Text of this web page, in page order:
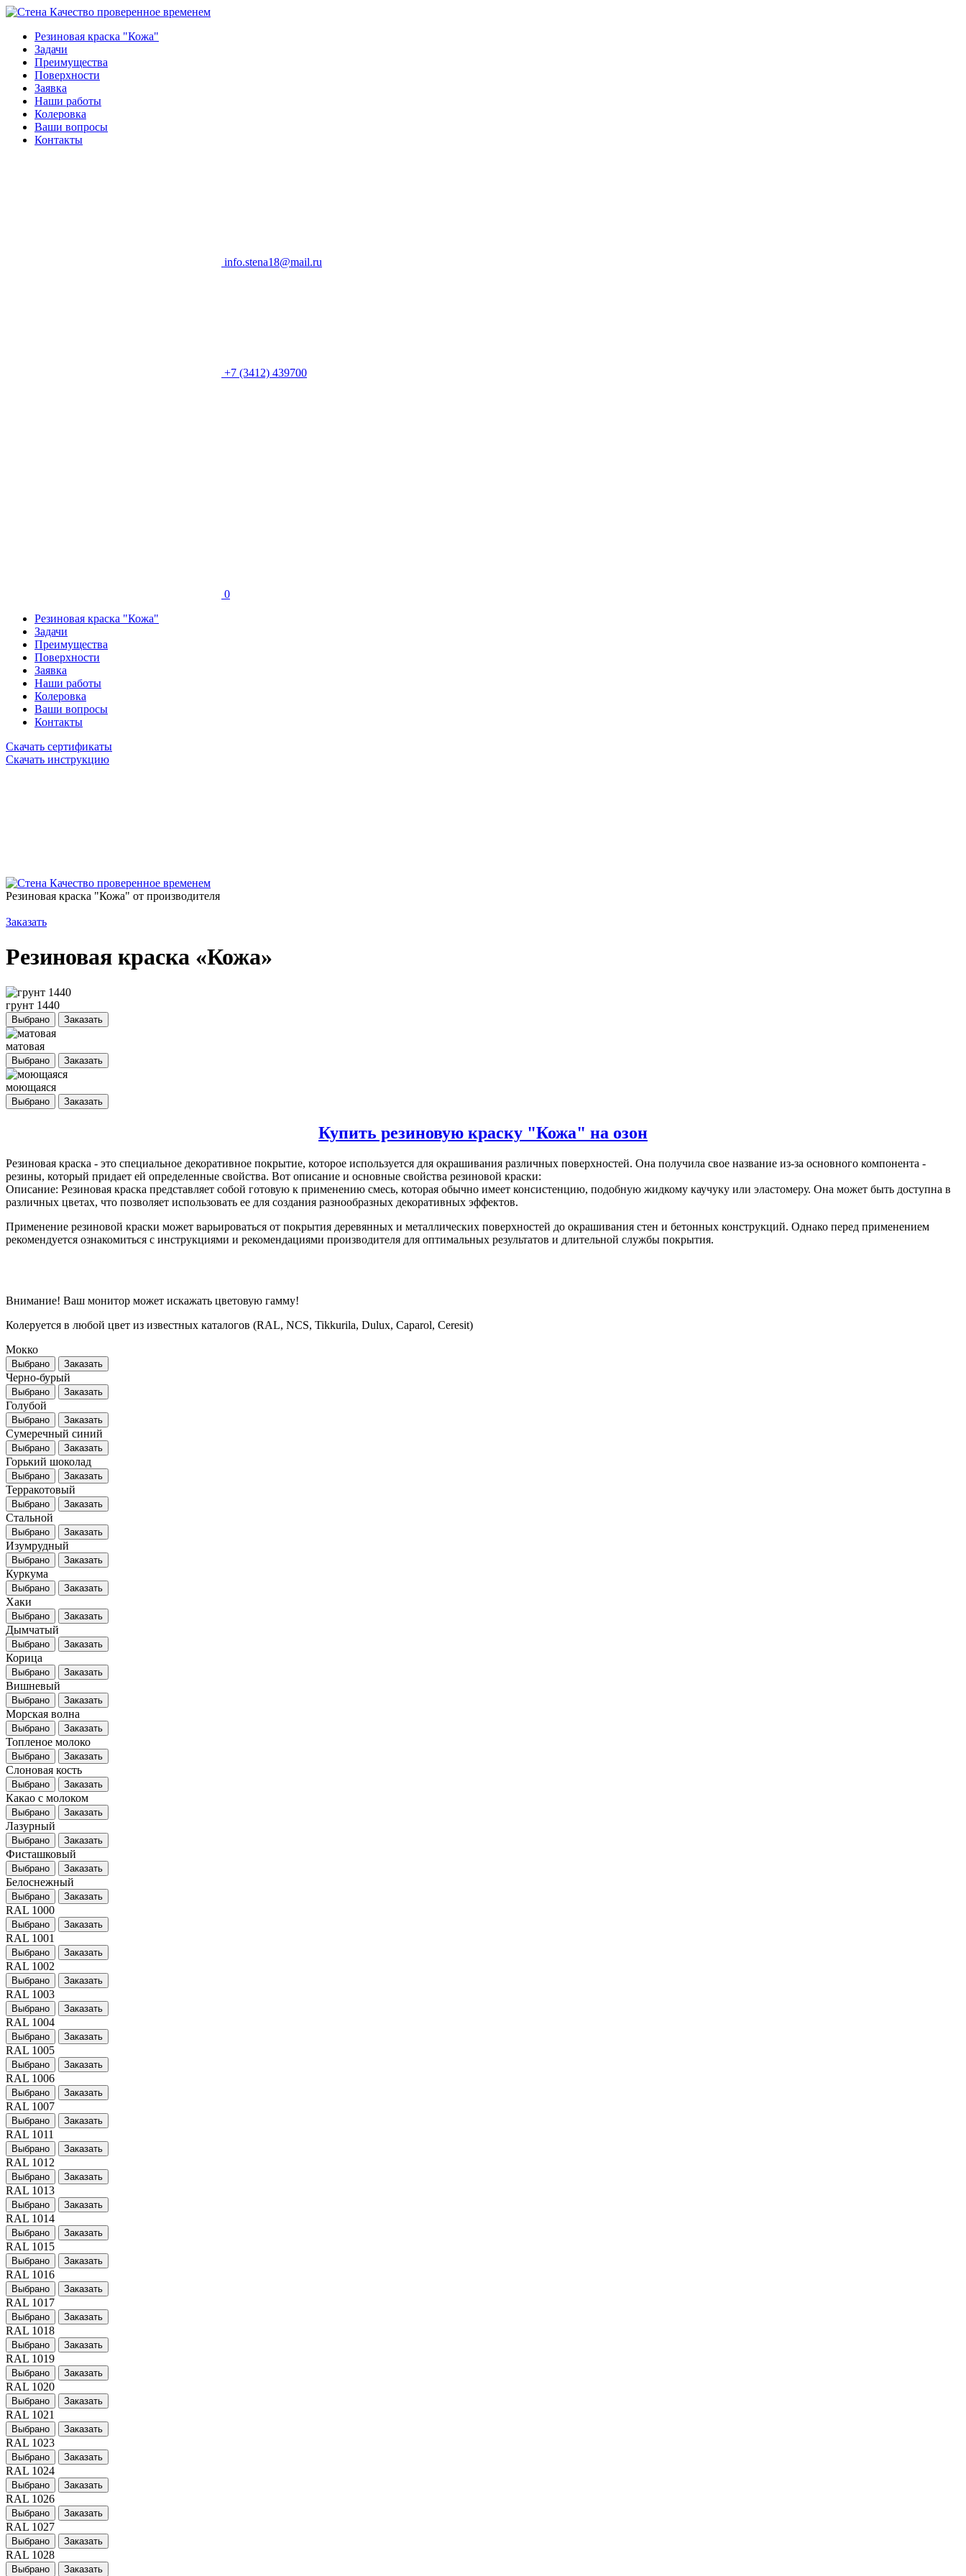
Качество проверенное временем
Резиновая краска "Кожа"
Задачи
Преимущества
Поверхности
Заявка
Наши работы
Колеровка
Ваши вопросы
Контакты
info.stena18@mail.ru
+7 (3412) 439700
0
Резиновая краска "Кожа"
Задачи
Преимущества
Поверхности
Заявка
Наши работы
Колеровка
Ваши вопросы
Контакты
Скачать сертификаты
Скачать инструкцию
Качество проверенное временем
Резиновая краска "Кожа" от производителя
Заказать
Резиновая краска «Кожа»
грунт 1440
Выбрано Заказать
матовая
Выбрано Заказать
моющаяся
Выбрано Заказать
Купить резиновую краску "Кожа" на озон
Резиновая краска - это специальное декоративное покрытие, которое используется для окрашивания различных поверхностей. Она получила свое название из-за основного компонента -
резины, который придает ей определенные свойства. Вот описание и основные свойства резиновой краски:
Описание: Резиновая краска представляет собой готовую к применению смесь, которая обычно имеет консистенцию, подобную жидкому каучуку или эластомеру. Она может быть доступна в
различных цветах, что позволяет использовать ее для создания разнообразных декоративных эффектов.
Применение резиновой краски может варьироваться от покрытия деревянных и металлических поверхностей до окрашивания стен и бетонных конструкций. Однако перед применением
рекомендуется ознакомиться с инструкциями и рекомендациями производителя для оптимальных результатов и длительной службы покрытия.
Внимание! Ваш монитор может искажать цветовую гамму!
Колеруется в любой цвет из известных каталогов (RAL, NCS, Tikkurila, Dulux, Caparol, Ceresit)
Мокко
Выбрано Заказать
Черно-бурый
Выбрано Заказать
Голубой
Выбрано Заказать
Сумеречный синий
Выбрано Заказать
Горький шоколад
Выбрано Заказать
Терракотовый
Выбрано Заказать
Стальной
Выбрано Заказать
Изумрудный
Выбрано Заказать
Куркума
Выбрано Заказать
Хаки
Выбрано Заказать
Дымчатый
Выбрано Заказать
Корица
Выбрано Заказать
Вишневый
Выбрано Заказать
Морская волна
Выбрано Заказать
Топленое молоко
Выбрано Заказать
Слоновая кость
Выбрано Заказать
Какао с молоком
Выбрано Заказать
Лазурный
Выбрано Заказать
Фисташковый
Выбрано Заказать
Белоснежный
Выбрано Заказать
RAL 1000
Выбрано Заказать
RAL 1001
Выбрано Заказать
RAL 1002
Выбрано Заказать
RAL 1003
Выбрано Заказать
RAL 1004
Выбрано Заказать
RAL 1005
Выбрано Заказать
RAL 1006
Выбрано Заказать
RAL 1007
Выбрано Заказать
RAL 1011
Выбрано Заказать
RAL 1012
Выбрано Заказать
RAL 1013
Выбрано Заказать
RAL 1014
Выбрано Заказать
RAL 1015
Выбрано Заказать
RAL 1016
Выбрано Заказать
RAL 1017
Выбрано Заказать
RAL 1018
Выбрано Заказать
RAL 1019
Выбрано Заказать
RAL 1020
Выбрано Заказать
RAL 1021
Выбрано Заказать
RAL 1023
Выбрано Заказать
RAL 1024
Выбрано Заказать
RAL 1026
Выбрано Заказать
RAL 1027
Выбрано Заказать
RAL 1028
Выбрано Заказать